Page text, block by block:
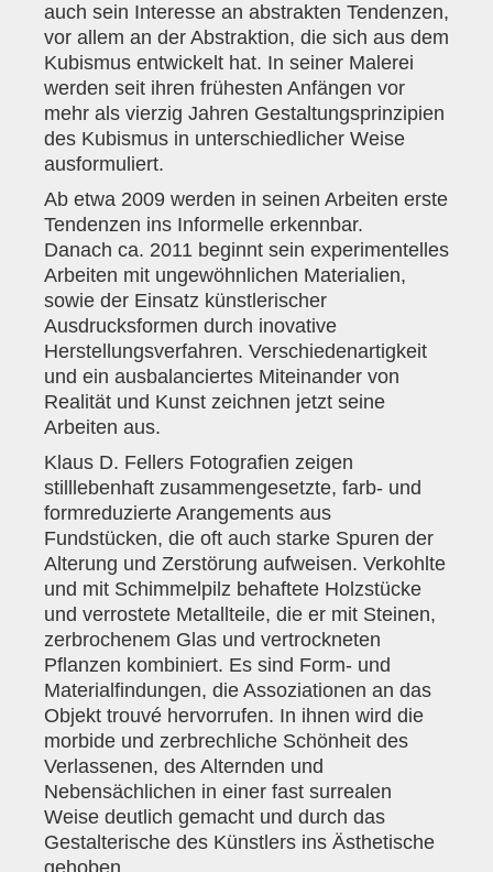
auch sein Interesse an abstrakten Tendenzen,
vor allem an der Abstraktion, die sich aus dem
Kubismus entwickelt hat. In seiner Malerei
werden seit ihren frühesten Anfängen vor
mehr als vierzig Jahren Gestaltungsprinzipien
des Kubismus in unterschiedlicher Weise
ausformuliert.
Ab etwa 2009 werden in seinen Arbeiten erste
Tendenzen ins Informelle erkennbar.
Danach ca. 2011 beginnt sein experimentelles
Arbeiten mit ungewöhnlichen Materialien,
sowie der Einsatz künstlerischer
Ausdrucksformen durch inovative
Herstellungsverfahren. Verschiedenartigkeit
und ein ausbalanciertes Miteinander von
Realität und Kunst zeichnen jetzt seine
Arbeiten aus.
Klaus D. Fellers Fotografien zeigen
stilllebenhaft zusammengesetzte, farb- und
formreduzierte Arangements aus
Fundstücken, die oft auch starke Spuren der
Alterung und Zerstörung aufweisen. Verkohlte
und mit Schimmelpilz behaftete Holzstücke
und verrostete Metallteile, die er mit Steinen,
zerbrochenem Glas und vertrockneten
Pflanzen kombiniert. Es sind Form- und
Materialfindungen, die Assoziationen an das
Objekt trouvé hervorrufen. In ihnen wird die
morbide und zerbrechliche Schönheit des
Verlassenen, des Alternden und
Nebensächlichen in einer fast surrealen
Weise deutlich gemacht und durch das
Gestalterische des Künstlers ins Ästhetische